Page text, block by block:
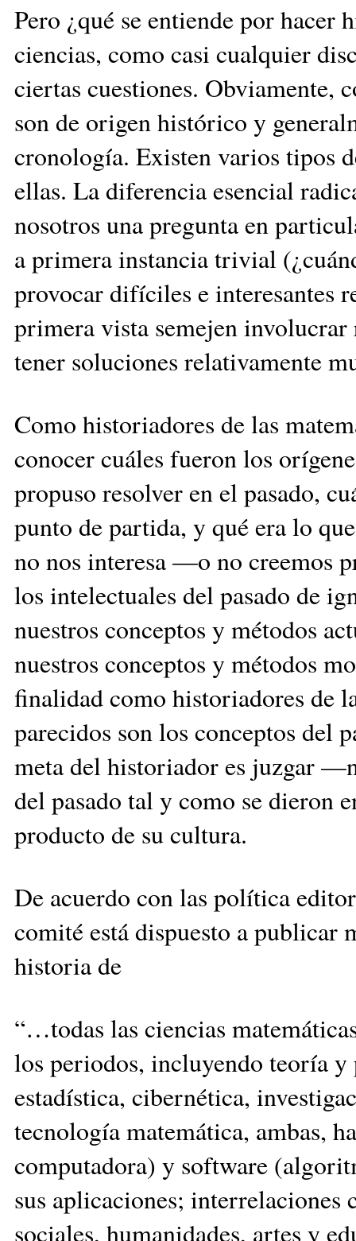
Pero ¿qué se entiende por hacer
ciencias, como casi cualquier
ciertas cuestiones. Obviamente,
son de origen histórico y
cronología. Existen varios tipos
ellas. La diferencia esencial
nosotros una pregunta en
a primera instancia trivial
provocar difíciles e interesantes
primera vista semejen
tener soluciones relativamente
Como historiadores de las
conocer cuáles fueron los
propuso resolver en el pasado,
punto de partida, y qué era lo
no nos interesa —o no creemos
los intelectuales del pasado de
nuestros conceptos y métodos
nuestros conceptos y métodos
finalidad como historiadores de
parecidos son los conceptos del
meta del historiador es juzgar
del pasado tal y como se dieron
producto de su cultura.
De acuerdo con las política
comité está dispuesto a publicar
historia de
“…todas las ciencias
los periodos, incluyendo teoría
estadística, cibernética,
tecnología matemática, ambas,
computadora) y software
sus aplicaciones; interrelaciones
sociales, humanidades, artes y